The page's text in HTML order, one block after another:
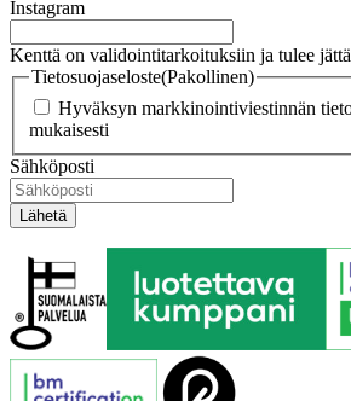
Instagram
Kenttä on validointitarkoituksiin ja tulee
Tietosuojaseloste(Pakollinen)
Hyväksyn markkinointiviestinnän
mukaisesti
Sähköposti